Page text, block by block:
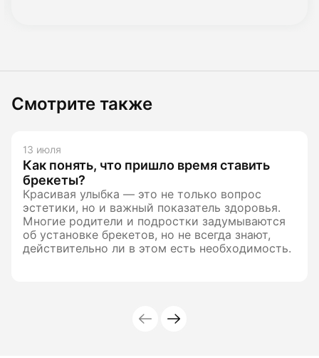
Смотрите также
13 июля
Как понять, что пришло время ставить
брекеты?
Красивая улыбка — это не только вопрос
эстетики, но и важный показатель здоровья.
Многие родители и подростки задумываются
об установке брекетов, но не всегда знают,
действительно ли в этом есть необходимость.